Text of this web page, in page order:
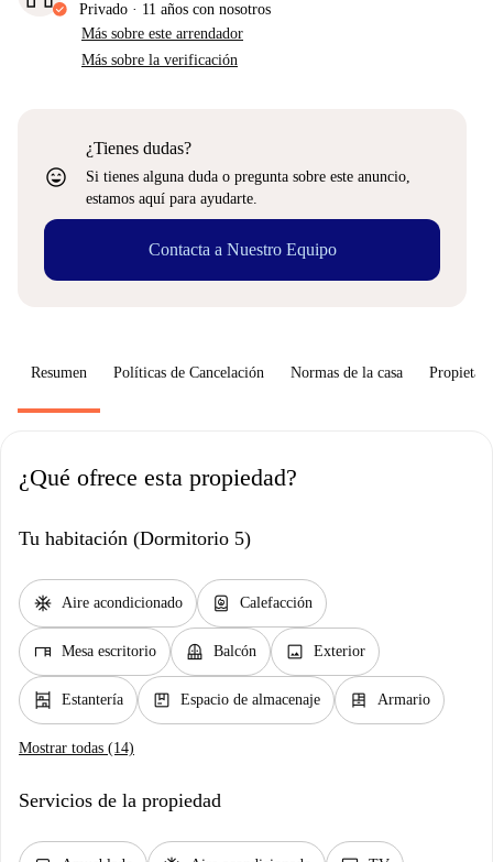
Privado · 11 años con nosotros
Más sobre este arrendador
Más sobre la verificación
sentiment_very_satisfied
¿Tienes dudas?
Si tienes alguna duda o pregunta sobre este anuncio,
estamos aquí para ayudarte.
Contacta a Nuestro Equipo
Resumen Políticas de Cancelación Normas de la casa
¿Qué ofrece esta propiedad?
Tu habitación (Dormitorio 5)
ac_unit Aire acondicionado water_heater Calefacción
desk Mesa escritorio balcony Balcón image Exterior
shelves Estantería package Espacio de almacenaje dresser Armario
Mostrar todas (14)
Servicios de la propiedad